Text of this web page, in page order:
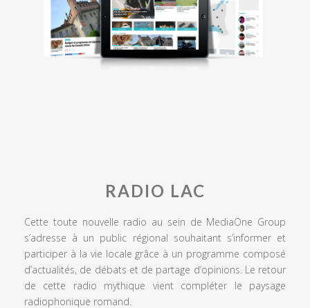
RADIO LAC
Cette toute nouvelle radio au sein de MediaOne Group
s’adresse à un public régional souhaitant s’informer et
participer à la vie locale grâce à un programme composé
d’actualités, de débats et de partage d’opinions. Le retour
de cette radio mythique vient compléter le paysage
radiophonique romand.